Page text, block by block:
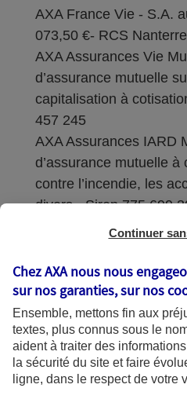
AXA France Vie - S.A.
073,50 €- RCS
AXA Assurances Vie
d’assurance mutuelle
capitalisation à
457 245
AXA Assurances IARD
d’assurance mutuelle à
contre l’incendie, les
divers - Siren 775 699
Sièges sociaux : 313
Coordonnées de
prudentiel et de
Place de Budapest -
Paris Cedex 09. Le
recours et de
Continuer
Chez AXA nous nous
sur nos garanties, sur nos
Ensemble, mettons fin aux
textes, plus connus sous le
aident à traiter des
la sécurité du site et faire
ligne, dans le respect de votre